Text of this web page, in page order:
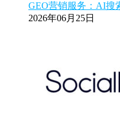
GEO营销服务：AI搜
2026年06月25日